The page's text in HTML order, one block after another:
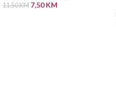
11,50KM 7,50KM